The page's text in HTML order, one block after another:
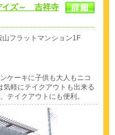
イズ～ 吉祥寺
フラットマンション1F
ケーキに子供も大人もニコ
気軽にテイクアウトも出来る
テイクアウトにも便利。